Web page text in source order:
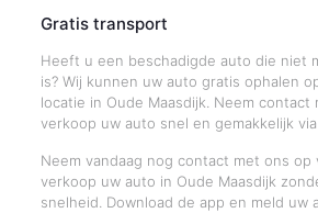
Gratis transport
Heeft u een beschadigde auto die niet
is? Wij kunnen uw auto gratis ophalen
locatie in Oude Maasdijk. Neem contact
verkoop uw auto snel en gemakkelijk via
Neem vandaag nog contact met ons op
verkoop uw auto in Oude Maasdijk
snelheid. Download de app en meld uw